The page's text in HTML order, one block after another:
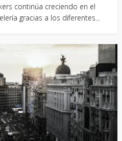
continúa creciendo en el
gracias a los diferentes...